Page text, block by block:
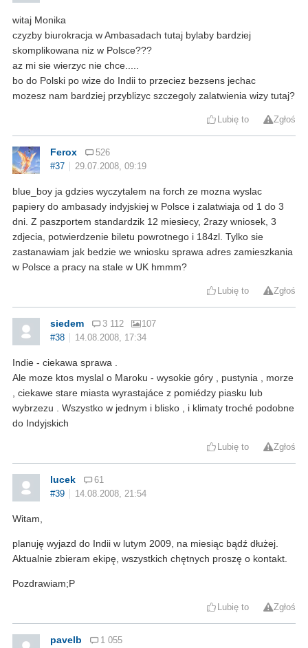
witaj Monika
czyzby biurokracja w Ambasadach tutaj bylaby bardziej
skomplikowana niz w Polsce???
az mi sie wierzyc nie chce.....
bo do Polski po wize do Indii to przeciez bezsens jechac
mozesz nam bardziej przyblizyc szczegoly zalatwienia wizy tutaj?
Lubię to Zgłoś
Ferox
526
#37
29.07.2008, 09:19
blue_boy ja gdzies wyczytalem na forch ze mozna wyslac
papiery do ambasady indyjskiej w Polsce i zalatwiaja od 1 do 3
dni. Z paszportem standardzik 12 miesiecy, 2razy wniosek, 3
zdjecia, potwierdzenie biletu powrotnego i 184zl. Tylko sie
zastanawiam jak bedzie we wniosku sprawa adres zamieszkania
w Polsce a pracy na stale w UK hmmm?
Lubię to Zgłoś
siedem 3 112
107
#38
14.08.2008, 17:34
Indie - ciekawa sprawa .
Ale moze ktos myslal o Maroku - wysokie góry , pustynia , morze
, ciekawe stare miasta wyrastajáce z pomiédzy piasku lub
wybrzezu . Wszystko w jednym i blisko , i klimaty troché podobne
do Indyjskich
Lubię to Zgłoś
lucek
61
#39
14.08.2008, 21:54
Witam,
planuję wyjazd do Indii w lutym 2009, na miesiąc bądź dłużej.
Aktualnie zbieram ekipę, wszystkich chętnych proszę o kontakt.
Pozdrawiam;P
Lubię to Zgłoś
pavelb
1 055